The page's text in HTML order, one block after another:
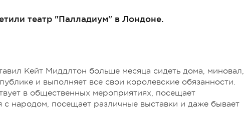
театр "Палладиум" в Лондоне.
Кейт Миддлтон больше месяца сидеть дома, миновал,
и выполняет все свои королевские обязанности.
в общественных мероприятиях, посещает
с народом, посещает различные выставки и даже бывает